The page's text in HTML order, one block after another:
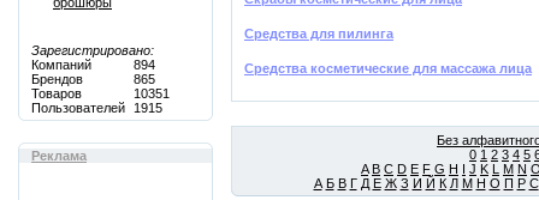
Зарегистрировано:
Компаний
894
Брендов
865
Товаров
10351
Пользователей
1915
Реклама
Средства для пилинга
Средства косметические для массажа лица
Без
0 1 2 3 4 5
A B C D E F G H I J K L M N
А Б В Г Д Е Ж З И Й К Л М Н О П Р С